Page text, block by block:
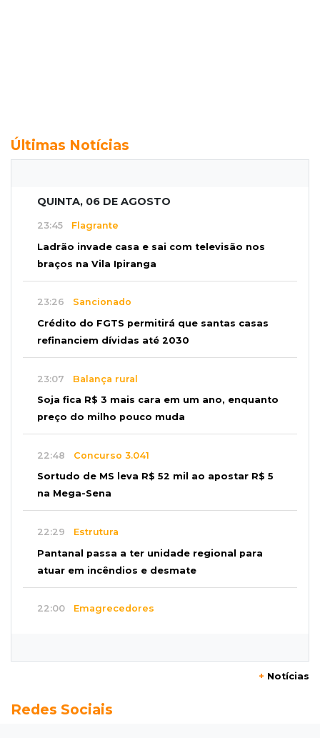
Últimas Notícias
QUINTA, 06 DE AGOSTO
23:45 Flagrante
Ladrão invade casa e sai com televisão nos
braços na Vila Ipiranga
23:26 Sancionado
Crédito do FGTS permitirá que santas casas
refinanciem dívidas até 2030
23:07 Balança rural
Soja fica R$ 3 mais cara em um ano, enquanto
preço do milho pouco muda
22:48 Concurso 3.041
Sortudo de MS leva R$ 52 mil ao apostar R$ 5
na Mega-Sena
22:29 Estrutura
Pantanal passa a ter unidade regional para
atuar em incêndios e desmate
22:00 Emagrecedores
Granizo danifica telhados e plantações
+ Notícias
Redes Sociais